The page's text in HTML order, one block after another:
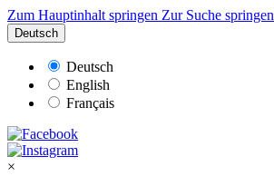
Zum Hauptinhalt springen Zur Suche springen
Deutsch
Deutsch
English
Français
×